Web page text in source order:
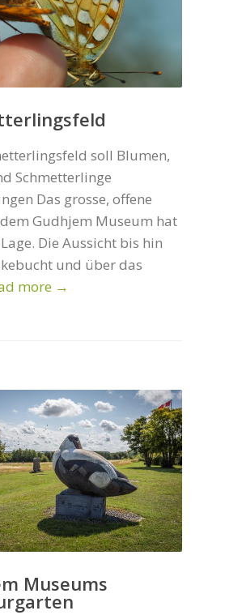
soll Blumen,
Schmetterlinge
Das grosse, offene
Gudhjem Museum hat
Die Aussicht bis hin
und über das
more →
Museums